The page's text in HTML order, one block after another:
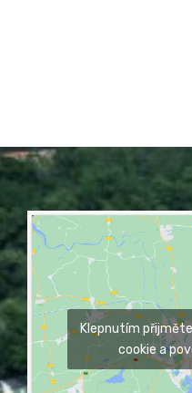
Klepnutím
cookie a